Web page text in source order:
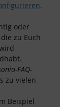
.
oder
zu Euch
FAQ-
zu vielen
Beispiel